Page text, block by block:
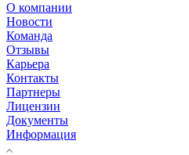
О компании
Новости
Команда
Отзывы
Карьера
Контакты
Партнеры
Лицензии
Документы
Информация